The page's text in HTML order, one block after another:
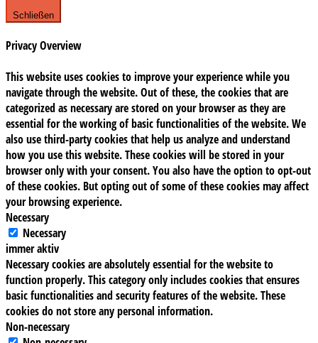
Schließen
Privacy Overview
This website uses cookies to improve your experience while you
navigate through the website. Out of these, the cookies that are
categorized as necessary are stored on your browser as they are
essential for the working of basic functionalities of the website. We
also use third-party cookies that help us analyze and understand
how you use this website. These cookies will be stored in your
browser only with your consent. You also have the option to opt-out
of these cookies. But opting out of some of these cookies may affect
your browsing experience.
Necessary
Necessary
immer aktiv
Necessary cookies are absolutely essential for the website to
function properly. This category only includes cookies that ensures
basic functionalities and security features of the website. These
cookies do not store any personal information.
Non-necessary